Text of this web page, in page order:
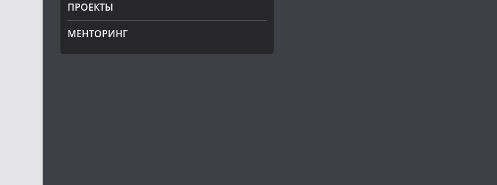
ПРОЕКТЫ
МЕНТОРИНГ